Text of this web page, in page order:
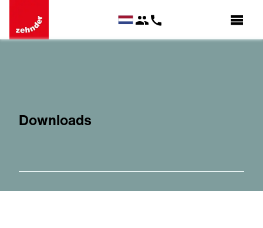
Downloads